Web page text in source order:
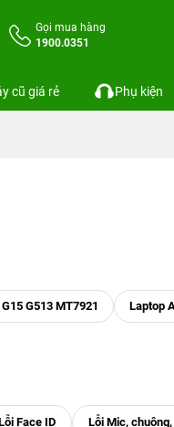
Gọi mua hàng
1900.0351
cũ giá rẻ Phụ kiện
G513 MT7921 Laptop